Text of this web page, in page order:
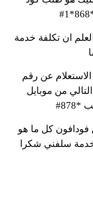
علي رقم 868 مع العلم ان تكلفة خدمة
عن رقم
من موبايل
كل ما هو
سلفني شكرا